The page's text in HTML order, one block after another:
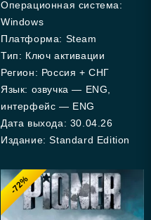
Операционная система:
Windows
Платформа: Steam
Тип: Ключ активации
Регион: Россия + СНГ
Язык: озвучка — ENG,
интерфейс — ENG
Дата выхода: 30.04.26
Издание: Standard Edition
-72%